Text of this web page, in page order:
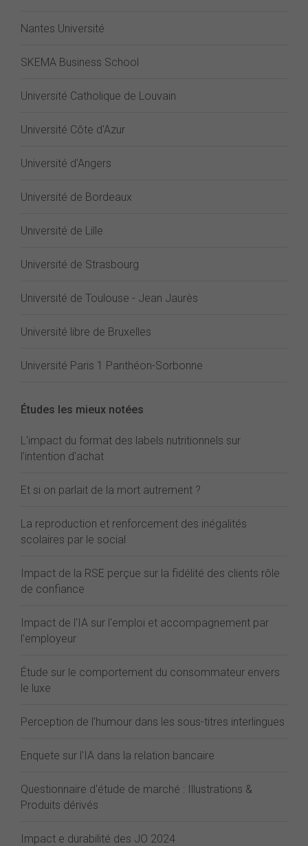
Nantes Université
SKEMA Business School
Université Catholique de Louvain
Université Côte d'Azur
Université d'Angers
Université de Bordeaux
Université de Lille
Université de Strasbourg
Université de Toulouse - Jean Jaurès
Université libre de Bruxelles
Université Paris 1 Panthéon-Sorbonne
Études les mieux notées
L'impact du format des labels nutritionnels sur
l'intention d'achat
Et si on parlait de la mort autrement ?
La reproduction et renforcement des inégalités
scolaires par le social
Impact de la RSE perçue sur la fidélité des clients rôle
de confiance
Impact de l'IA sur l'emploi et accompagnement par
l'employeur
Étude sur le comportement du consommateur envers
le luxe
Perception de l'humour dans les sous-titres interlingues
Enquete sur l'IA dans la relation bancaire
Questionnaire d'étude de marché : Illustrations &
Produits dérivés
Impact e durabilité des JO 2024